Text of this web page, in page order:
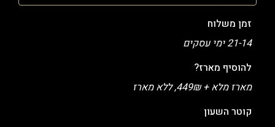
זמן משלוח
21-14 ימי עסקים
להוסיף מארז?
מארז מלא + 449₪, ללא מארז
קוטר השעון